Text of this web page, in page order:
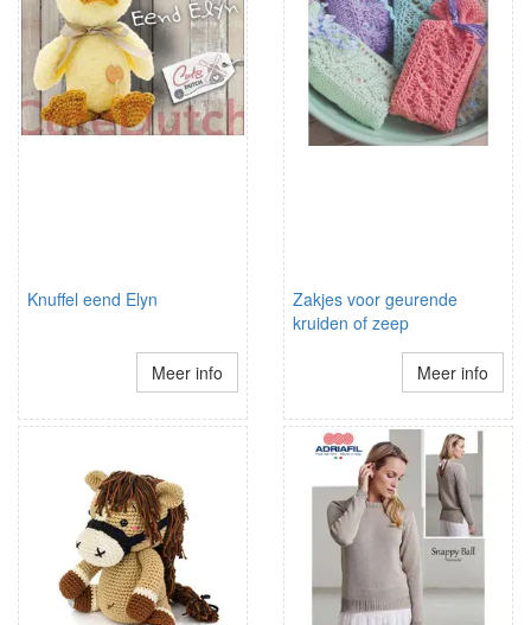
Knuffel eend Elyn
Meer info
Zakjes voor geurende
kruiden of zeep
Meer info